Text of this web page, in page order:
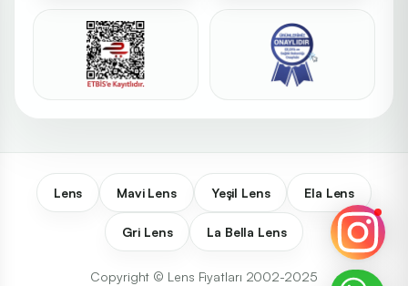
Lens Mavi Lens Yeşil Lens Ela Lens
Gri Lens La Bella Lens
Copyright © Lens Fiyatları 2002-2025